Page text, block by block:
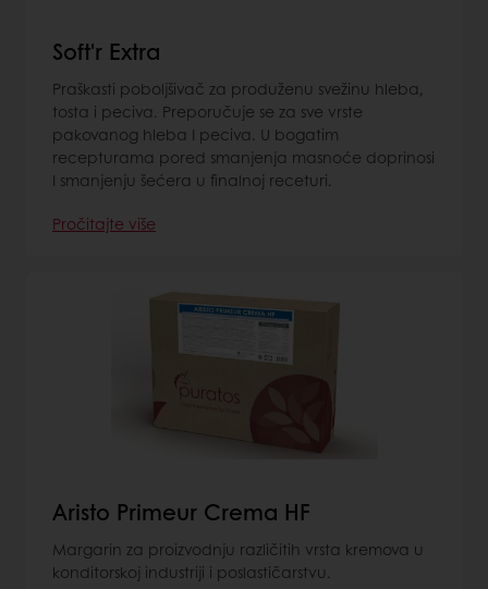
Soft'r Extra
Praškasti poboljšivač za produženu svežinu hleba,
tosta i peciva. Preporučuje se za sve vrste
pakovanog hleba I peciva. U bogatim
recepturama pored smanjenja masnoće doprinosi
I smanjenju šećera u finalnoj receturi.
Pročitajte više
Aristo Primeur Crema HF
Margarin za proizvodnju različitih vrsta kremova u
konditorskoj industriji i poslastičarstvu.